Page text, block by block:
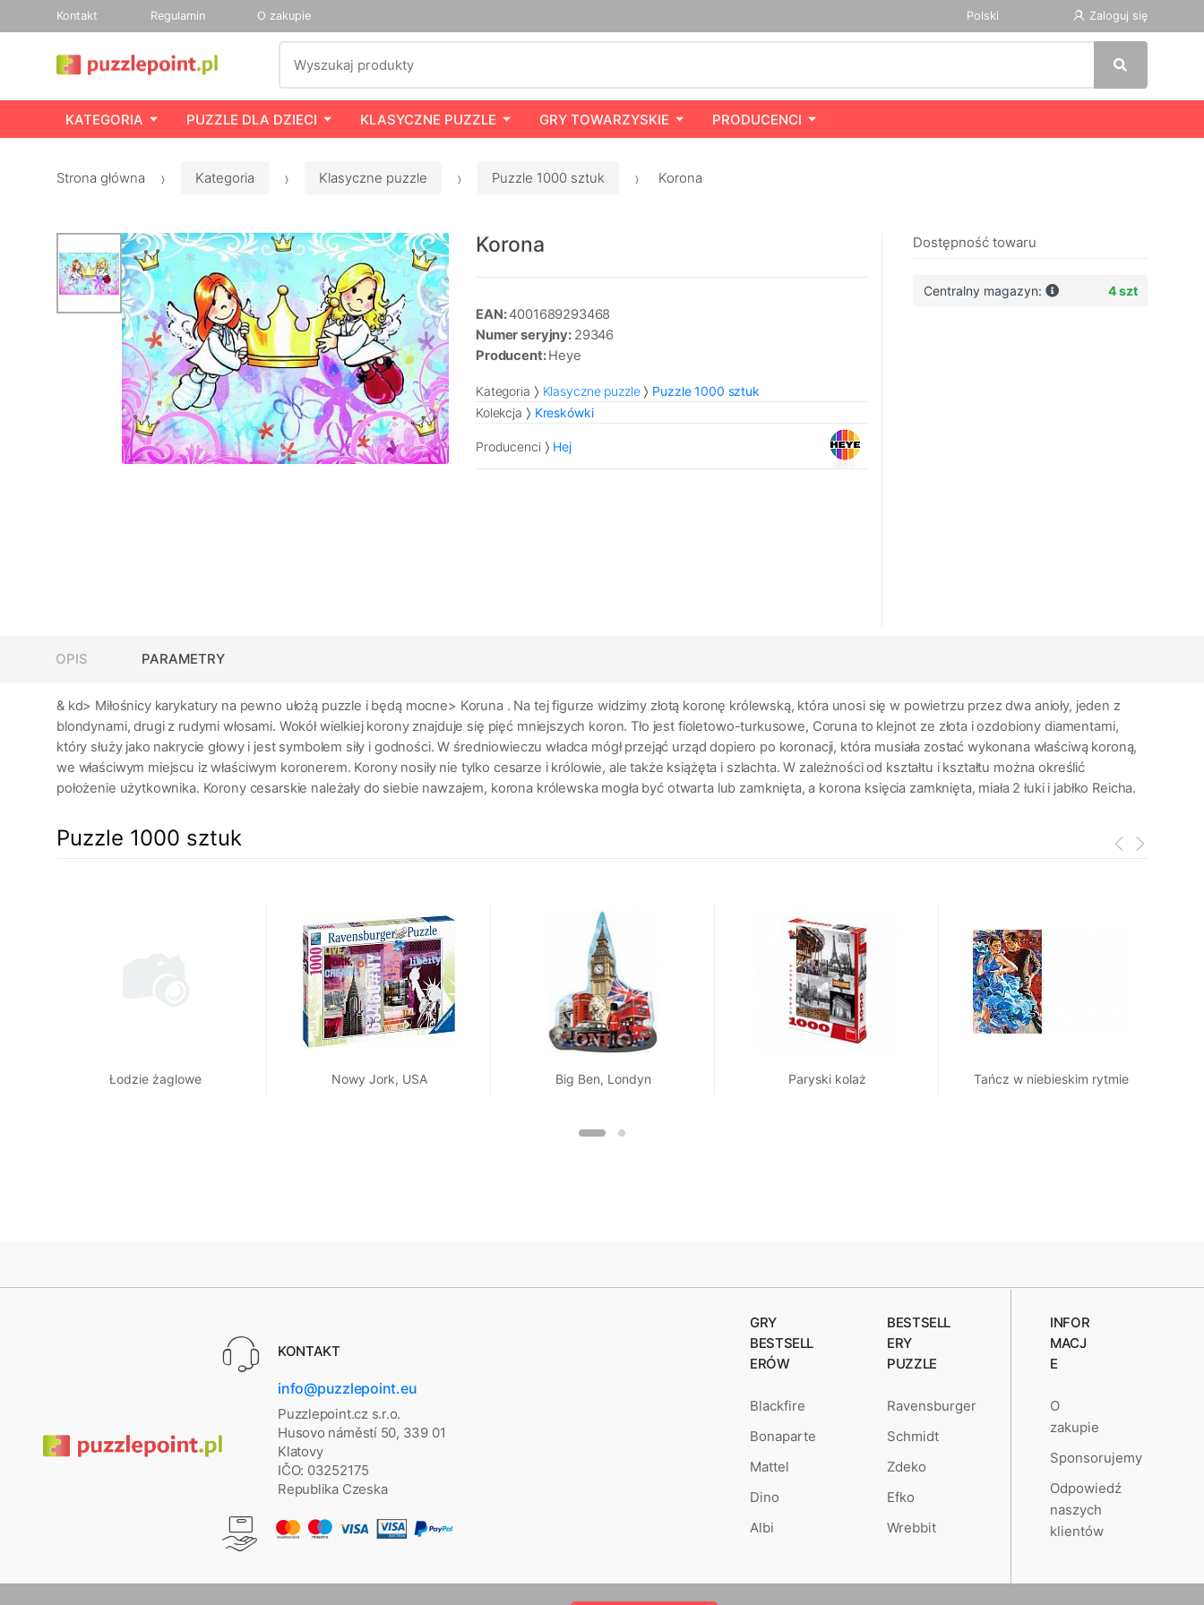
Kontakt Regulamin O zakupie Polski Zaloguj się
KATEGORIA PUZZLE DLA DZIECI KLASYCZNE PUZZLE GRY TOWARZYSKIE PRODUCENCI
Strona główna Kategoria Klasyczne puzzle Puzzle 1000 sztuk Korona
Korona
EAN:4001689293468
Numer seryjny: 29346
Producent:Heye
Kategoria Klasyczne puzzle
Puzzle 1000 sztuk
Kolekcja
Kreskówki
Producenci Hej
Dostępność towaru
Centralny magazyn: 4 szt
OPIS PARAMETRY
& kd> Miłośnicy karykatury na pewno ułożą puzzle i będą mocne> Koruna . Na tej figurze widzimy złotą koronę królewską, która unosi się w powietrzu przez dwa anioły, jeden z
blondynami, drugi z rudymi włosami. Wokół wielkiej korony znajduje się pięć mniejszych koron. Tło jest fioletowo-turkusowe, Coruna to klejnot ze złota i ozdobiony diamentami,
który służy jako nakrycie głowy i jest symbolem siły i godności. W średniowieczu władca mógł przejąć urząd dopiero po koronacji, która musiała zostać wykonana właściwą koroną,
we właściwym miejscu iz właściwym koronerem. Korony nosiły nie tylko cesarze i królowie, ale także książęta i szlachta. W zależności od kształtu i kształtu można określić
położenie użytkownika. Korony cesarskie należały do ​​siebie nawzajem, korona królewska mogła być otwarta lub zamknięta, a korona księcia zamknięta, miała 2 łuki i jabłko Reicha.
Puzzle 1000 sztuk
Łodzie żaglowe Nowy Jork, USA Big Ben, Londyn Paryski kolaż Tańcz w niebieskim rytmie
KONTAKT
info@puzzlepoint.eu
Puzzlepoint.cz s.r.o.
Husovo náměstí 50, 339 01
Klatovy
IČO: 03252175
Republika Czeska
GRY
BESTSELL
ERÓW
Blackfire
Bonaparte
Mattel
Dino
Albi
BESTSELL
ERY
PUZZLE
Ravensburger
Schmidt
Zdeko
Efko
Wrebbit
INFOR
MACJ
E
O
zakupie
Sponsorujemy
Odpowiedź
naszych
klientów